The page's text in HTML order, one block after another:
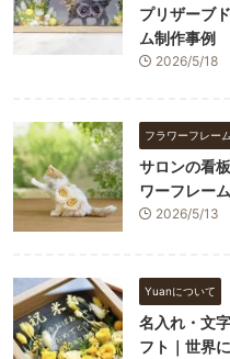
プリザーブ
ム制作事例
2026/5/18
フラワーフレーム
サロンの看
ワーフレー
2026/5/13
Yuanについて
名入れ・文
フト｜世界